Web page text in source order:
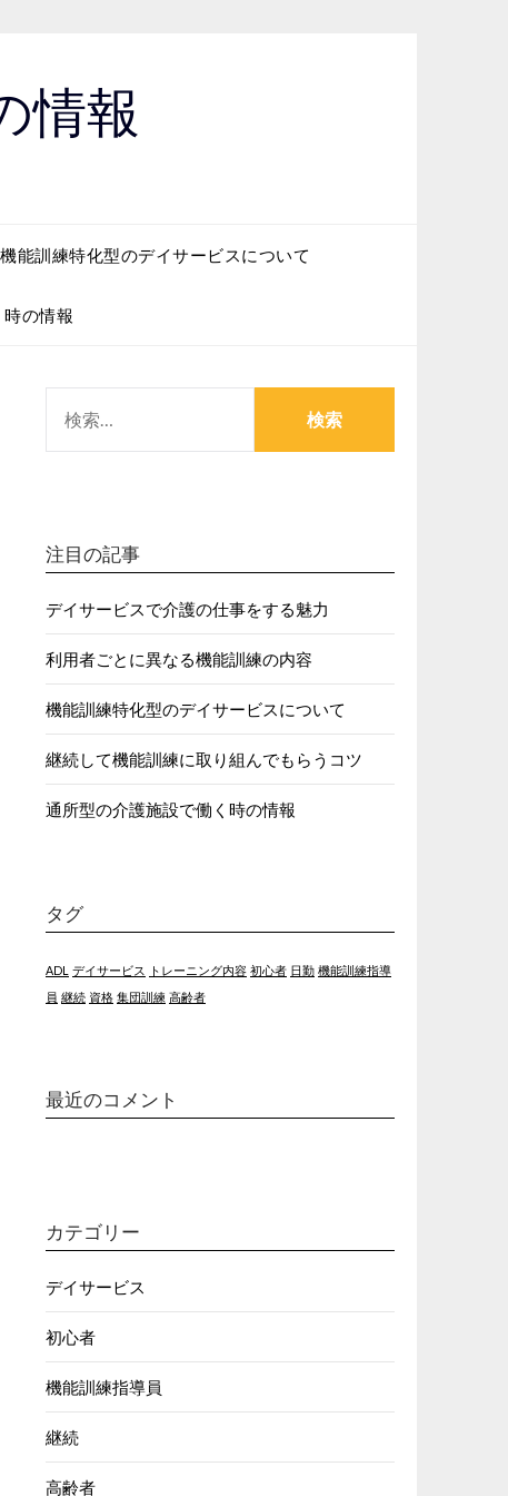
情報
機能訓練特化型のデイサービスについて
の情報
索:
注目の記事
デイサービスで介護の仕事をする魅力
利用者ごとに異なる機能訓練の内容
機能訓練特化型のデイサービスについて
継続して機能訓練に取り組んでもらうコツ
通所型の介護施設で働く時の情報
タグ
ADL デイサービス トレーニング内容 初心者 日勤 機能訓練指導
員 継続 資格 集団訓練 高齢者
最近のコメント
カテゴリー
デイサービス
初心者
機能訓練指導員
継続
高齢者